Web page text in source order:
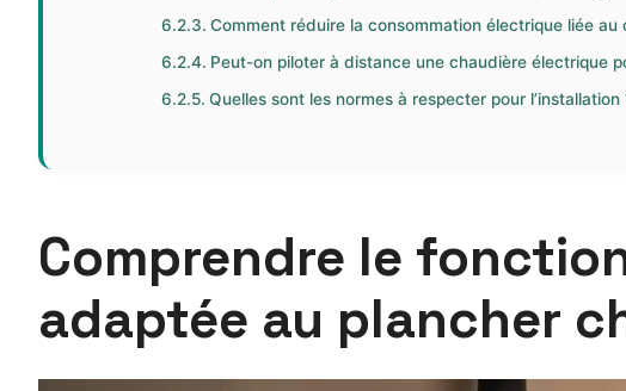
Comment réduire la consommation électrique liée au
Peut-on piloter à distance une chaudière électrique
Quelles sont les normes à respecter pour l’installation
Comprendre le
adaptée au plancher